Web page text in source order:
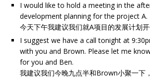
I would like to hold a meeting in the
development planning for the project A.
今天下午我建议我们就A项目的发展计划开
I suggest we have a call tonight at
with you and Brown. Please let me
for you and Ben.
我建议我们今晚九点半和Brown小聚一下